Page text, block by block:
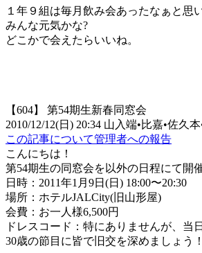
１年９組は毎月飲み会あったなぁと思
みんな元気かな?
どこかで会えたらいいね。
【604】 第54期生新春同窓会
2010/12/12(日) 20:34 山入端•比嘉•佐久
この記事について管理者への報告
こんにちは！
第54期生の同窓会を以外の日程にて開
日時：2011年1月9日(日) 18:00〜20:30
場所：ホテルJALCity(旧山形屋)
会費：お一人様6,500円
ドレスコード：特にありませんが、当
30歳の節目に皆で旧交を深めましょう！